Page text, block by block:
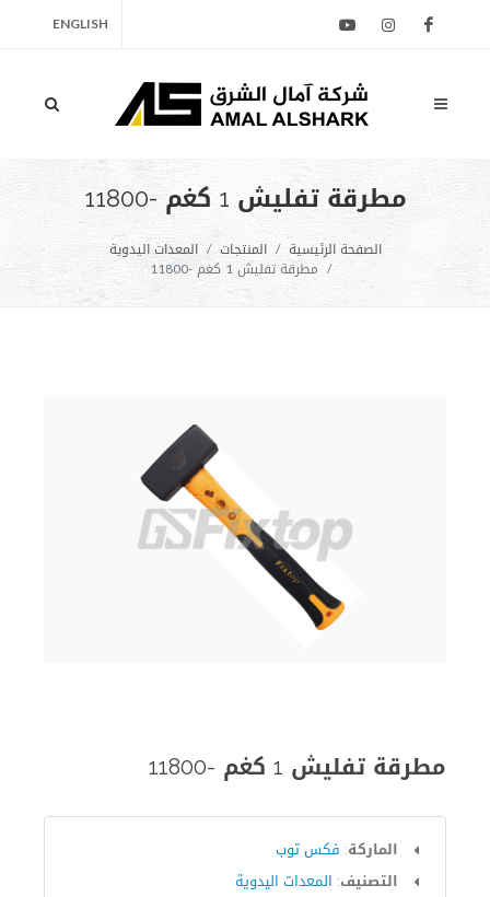
ENGLISH
مطرقة تفليش 1 كغم -11800
الصفحة الرئيسية المنتجات
المعدات اليدوية
مطرقة تفليش 1 كغم -11800
مطرقة تفليش 1 كغم -11800
الماركة: فكس توب
التصنيف: المعدات اليدوية